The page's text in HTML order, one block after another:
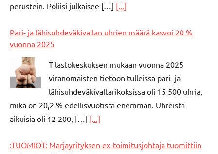
perustein. Poliisi julkaisee […] [...]
Pari- ja lähisuhdeväkivallan uhrien määrä kasvoi 20 %
vuonna 2025
Tilastokeskuksen mukaan vuonna 2025
viranomaisten tietoon tulleissa pari- ja
lähisuhdeväkivaltarikoksissa oli 15 500 uhria,
mikä on 20,2 % edellisvuotista enemmän. Uhreista
aikuisia oli 12 200, […] [...]
:TUOMIOT: Marjayrityksen ex-toimitusjohtaja tuomittiin